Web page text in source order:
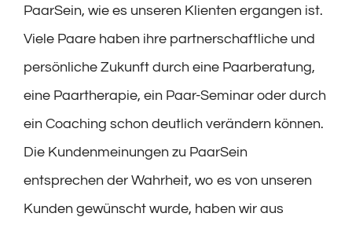
PaarSein, wie es unseren Klienten ergangen ist.
Viele Paare haben ihre partnerschaftliche und
persönliche Zukunft durch eine Paarberatung,
eine Paartherapie, ein Paar-Seminar oder durch
ein Coaching schon deutlich verändern können.
Die Kundenmeinungen zu PaarSein
entsprechen der Wahrheit, wo es von unseren
Kunden gewünscht wurde, haben wir aus